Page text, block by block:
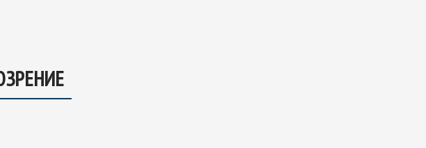
НАЦИОНАЛЬНОЙ БЕЗОПАСНОСТИ НА ПЕРИОД ДО 2035